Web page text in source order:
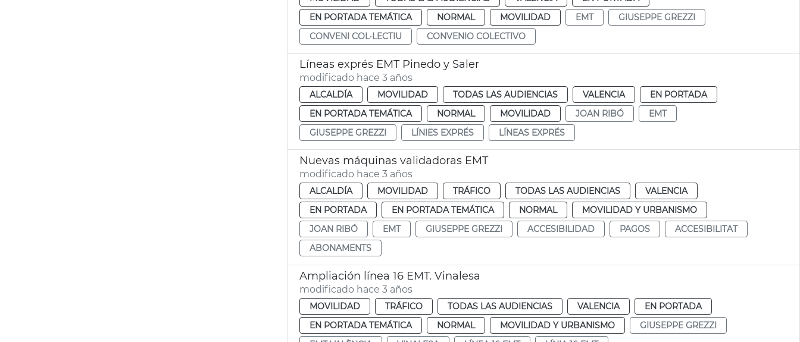
EN PORTADA TEMÁTICA
NORMAL MOVILIDAD EMT
GIUSEPPE GREZZI
CONVENI COL·LECTIU
CONVENIO COLECTIVO
Líneas exprés EMT Pinedo y Saler
modificado hace 3 años
ALCALDÍA MOVILIDAD TODAS LAS AUDIENCIAS VALENCIA
EN PORTADA
EN PORTADA TEMÁTICA
NORMAL MOVILIDAD JOAN RIBÓ
EMT
GIUSEPPE GREZZI
LÍNIES EXPRÉS LÍNEAS EXPRÉS
Nuevas máquinas validadoras EMT
modificado hace 3 años
ALCALDÍA MOVILIDAD TRÁFICO TODAS LAS AUDIENCIAS
VALENCIA
EN PORTADA
EN PORTADA TEMÁTICA NORMAL
MOVILIDAD Y URBANISMO
JOAN RIBÓ
EMT GIUSEPPE GREZZI ACCESIBILIDAD PAGOS
ACCESIBILITAT
ABONAMENTS
Ampliación línea 16 EMT. Vinalesa
modificado hace 3 años
MOVILIDAD TRÁFICO TODAS LAS AUDIENCIAS VALENCIA
EN PORTADA
EN PORTADA TEMÁTICA
NORMAL MOVILIDAD Y URBANISMO
GIUSEPPE GREZZI